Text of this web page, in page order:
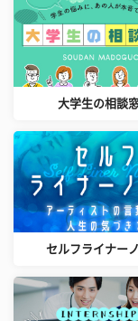
大学生の相談
セルフライナー